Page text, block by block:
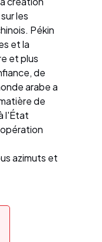
les
Pékin
et la
et plus
de
arabe a
de
l'État
azimuts et